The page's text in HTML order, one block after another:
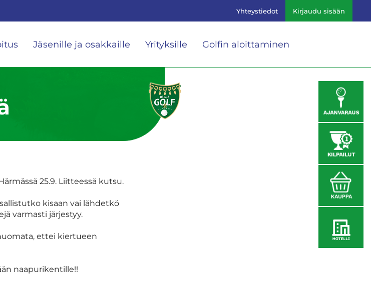
Yhteystiedot Kirjaudu sisään
Jäsenille ja osakkaille Yrityksille Golfin aloittaminen
25.9. Liitteessä kutsu.
kisaan vai lähdetkö
varmasti järjestyy.
ettei kiertueen
naapurikentille!!